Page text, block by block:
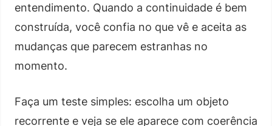
entendimento. Quando a continuidade é bem
construída, você confia no que vê e aceita as
mudanças que parecem estranhas no
momento.
Faça um teste simples: escolha um objeto
recorrente e veja se ele aparece com coerência